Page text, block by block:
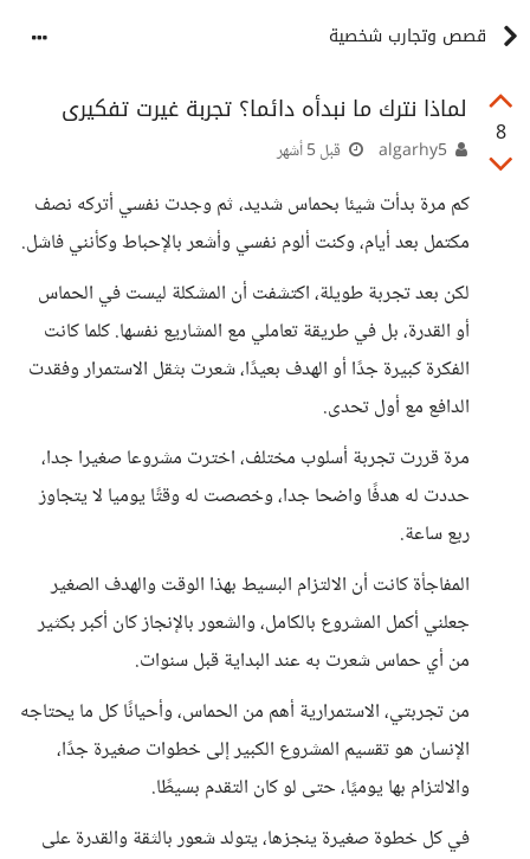
قصص وتجارب شخصية
8
لماذا نترك ما نبدأه دائما؟ تجربة غيرت تفكيرى
قبل 5 أشهر
كم مرة بدأت شيئا بحماس شديد، ثم وجدت نفسي أتركه نصف
مكتمل بعد أيام، وكنت ألوم نفسي وأشعر بالإحباط وكأنني فاشل.
لكن بعد تجربة طويلة، اكتشفت أن المشكلة ليست في الحماس
أو القدرة، بل في طريقة تعاملي مع المشاريع نفسها. كلما كانت
الفكرة كبيرة جدًا أو الهدف بعيدًا، شعرت بثقل الاستمرار وفقدت
الدافع مع أول تحدى.
مرة قررت تجربة أسلوب مختلف، اخترت مشروعا صغيرا جدا،
حددت له هدفًا واضحا جدا، وخصصت له وقتًا يوميا لا يتجاوز
ربع ساعة.
المفاجأة كانت أن الالتزام البسيط بهذا الوقت والهدف الصغير
جعلني أكمل المشروع بالكامل، والشعور بالإنجاز كان أكبر بكثير
من أي حماس شعرت به عند البداية قبل سنوات.
من تجربتي، الاستمرارية أهم من الحماس، وأحيانًا كل ما يحتاجه
الإنسان هو تقسيم المشروع الكبير إلى خطوات صغيرة جدًا،
والالتزام بها يوميًا، حتى لو كان التقدم بسيطًا.
في كل خطوة صغيرة ينجزها، يتولد شعور بالثقة والقدرة على